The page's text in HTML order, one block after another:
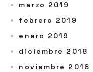
marzo 2019
febrero 2019
enero 2019
diciembre 2018
noviembre 2018